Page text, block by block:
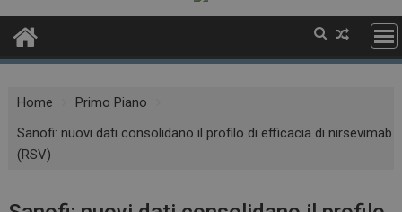
Home
Primo Piano
Sanofi: nuovi dati consolidano il profilo di efficacia di nirsevimab
(RSV)